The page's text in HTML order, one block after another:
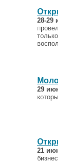
28-29
провел
29
21